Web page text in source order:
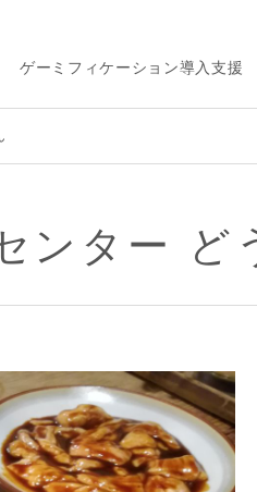
ゲーミフィケーション導入支援
ンター ど